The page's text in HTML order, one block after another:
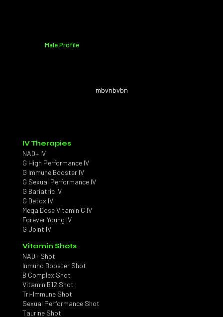
Male Profile
mbvnbvbn
IV Therapies
NAD+ IV
G High Performance IV
G Immune Booster IV
G Sexual Performance IV
G Bariatric IV
G Detox IV
Mega Dose Vitamin C IV
Forever Young IV
G Joint IV
Vitamin Shots
NAD+ Shot
Inmuno Booster Shot
B Complex Shot
Vitamin B12 Shot
Tri-Immune Shot
Sexual Performance Shot
Taurine Shot